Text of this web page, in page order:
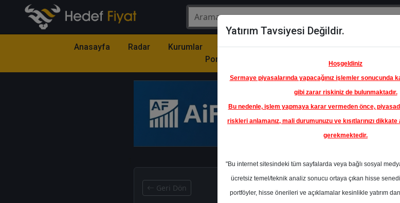
Anasayfa Radar Kurumlar
Model
Portföy
Hisse
Öne
Çıkanlar
Raporlar
Geri Dön
Yatırım Tavsiyesi Değildir.
Hoşgeldiniz
Sermaye piyasalarında yapacağınız işlemler sonucunda
gibi zarar riskiniz de bulunmaktadır.
Bu nedenle, işlem yapmaya karar vermeden önce,
riskleri anlamanız, mali durumunuzu ve kısıtlarınızı
gerekmektedir.
"Bu internet sitesindeki tüm sayfalarda veya bağlı sosyal
ücretsiz temel/teknik analiz sonucu ortaya çıkan hisse
portföyler, hisse önerileri ve açıklamalar kesinlikle yatırım